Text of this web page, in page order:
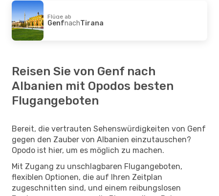
Flüge ab
GenfnachTirana
Reisen Sie von Genf nach
Albanien mit Opodos besten
Flugangeboten
Bereit, die vertrauten Sehenswürdigkeiten von Genf
gegen den Zauber von Albanien einzutauschen?
Opodo ist hier, um es möglich zu machen.
Mit Zugang zu unschlagbaren Flugangeboten,
flexiblen Optionen, die auf Ihren Zeitplan
zugeschnitten sind, und einem reibungslosen